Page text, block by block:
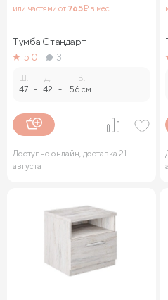
или частями от 765₽ в мес.
Тумба Стандарт
5.0
3
Ш.
47 -
Д.
42 -
В.
56 см.
Доступно онлайн, доставка 21
августа